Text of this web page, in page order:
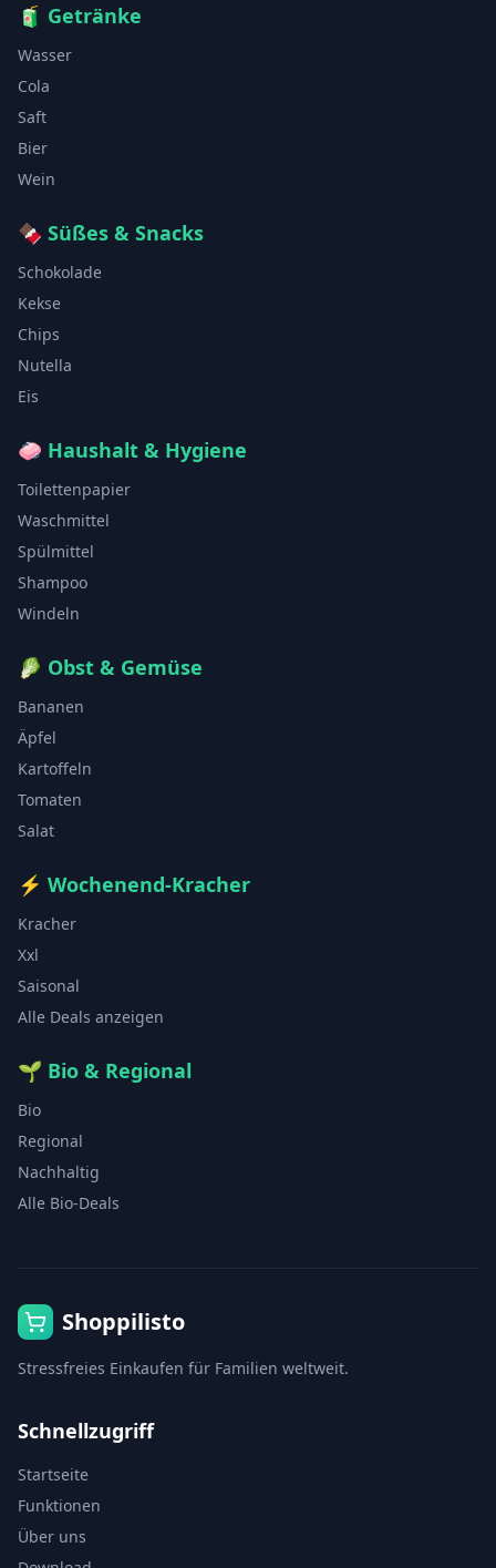
🧃 Getränke
Wasser
Cola
Saft
Bier
Wein
🍫 Süßes & Snacks
Schokolade
Kekse
Chips
Nutella
Eis
🧼 Haushalt & Hygiene
Toilettenpapier
Waschmittel
Spülmittel
Shampoo
Windeln
🥬 Obst & Gemüse
Bananen
Äpfel
Kartoffeln
Tomaten
Salat
⚡ Wochenend-Kracher
Kracher
Xxl
Saisonal
Alle Deals anzeigen
🌱 Bio & Regional
Bio
Regional
Nachhaltig
Alle Bio-Deals
Shoppilisto
Stressfreies Einkaufen für Familien weltweit.
Schnellzugriff
Startseite
Funktionen
Über uns